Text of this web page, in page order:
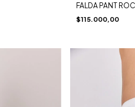
FALDA PANT
$115.000,00